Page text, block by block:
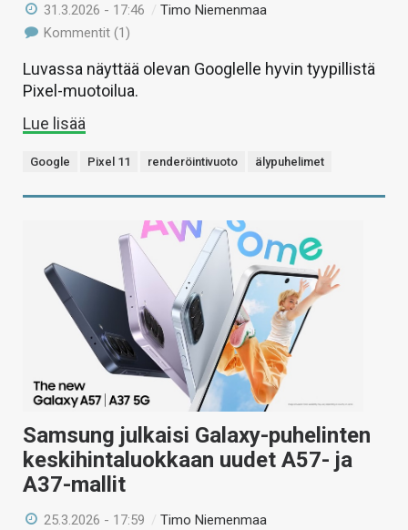
31.3.2026 - 17:46 /Timo Niemenmaa
Kommentit (1)
Luvassa näyttää olevan Googlelle hyvin tyypillistä
Pixel-muotoilua.
Lue lisää
Google Pixel 11 renderöintivuoto älypuhelimet
Samsung julkaisi Galaxy-puhelinten
keskihintaluokkaan uudet A57- ja
A37-mallit
25.3.2026 - 17:59 /Timo Niemenmaa